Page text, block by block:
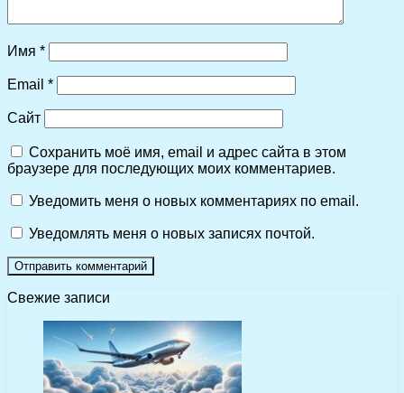
Имя *
Email *
Сайт
Сохранить моё имя, email и адрес сайта в этом
браузере для последующих моих комментариев.
Уведомить меня о новых комментариях по email.
Уведомлять меня о новых записях почтой.
Свежие записи